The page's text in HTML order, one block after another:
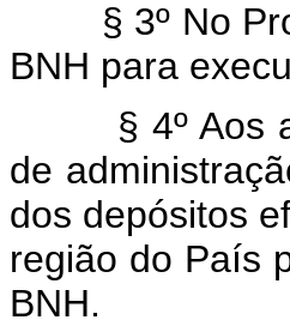
§ 3º No
BNH para
§ 4º Aos
de
dos depósitos
região do País
BNH.